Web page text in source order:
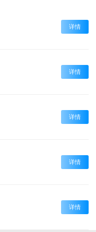
详情
详情
详情
详情
详情